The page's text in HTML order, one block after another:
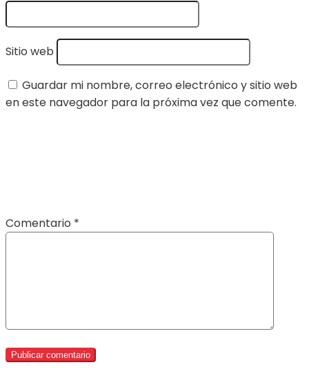
Sitio web
Guardar mi nombre, correo electrónico y sitio web
en este navegador para la próxima vez que comente.
Comentario *